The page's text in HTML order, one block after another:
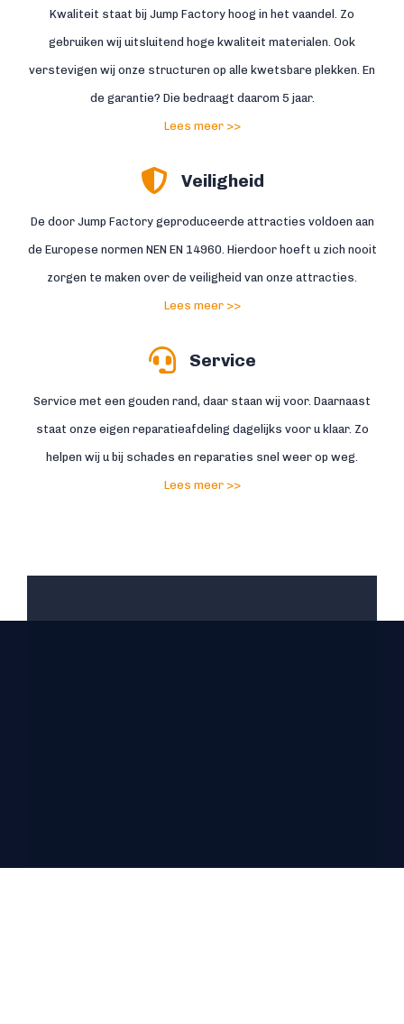
Kwaliteit staat bij Jump Factory hoog in het vaandel. Zo
gebruiken wij uitsluitend hoge kwaliteit materialen. Ook
verstevigen wij onze structuren op alle kwetsbare plekken. En
de garantie? Die bedraagt daarom 5 jaar.
Lees meer >>
Veiligheid
De door Jump Factory geproduceerde attracties voldoen aan
de Europese normen NEN EN 14960. Hierdoor hoeft u zich nooit
zorgen te maken over de veiligheid van onze attracties.
Lees meer >>
Service
Service met een gouden rand, daar staan wij voor. Daarnaast
staat onze eigen reparatieafdeling dagelijks voor u klaar. Zo
helpen wij u bij schades en reparaties snel weer op weg.
Lees meer >>